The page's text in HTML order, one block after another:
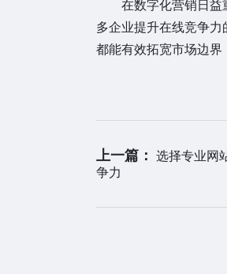
在数字化营销日益重
多企业提升在线竞争力
都能有效拓宽市场边界
上一篇：
选择专业网
争力